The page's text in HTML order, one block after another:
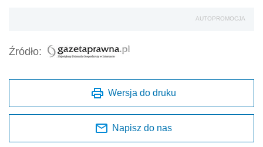
AUTOPROMOCJA
Źródło:
Wersja do druku
Napisz do nas